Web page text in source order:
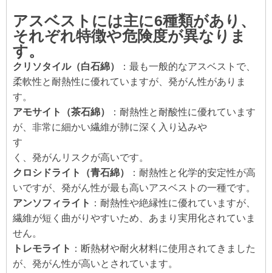
アスベストには主に6種類があり、
それぞれ特徴や危険度が異なりま
す。
クリソタイル（白石綿）
：最も一般的なアスベストで、
柔軟性と耐熱性に優れていますが、発がん性がありま
す。
アモサイト（茶石綿）
：耐熱性と耐酸性に優れています
が、非常に細かい繊維が肺に深く入り込みや
す
く、発がんリスクが高いです。
クロシドライト（青石綿）
：耐熱性と化学的安定性が高
いですが、発がん性が最も高いアスベストの一種です。
アンソフィライト ：耐熱性や絶縁性に優れていますが、
繊維が短く曲がりやすいため、あまり実用化されていま
せん。
トレモライト ：断熱材や耐火材料に使用されてきました
が、発がん性が高いとされています。